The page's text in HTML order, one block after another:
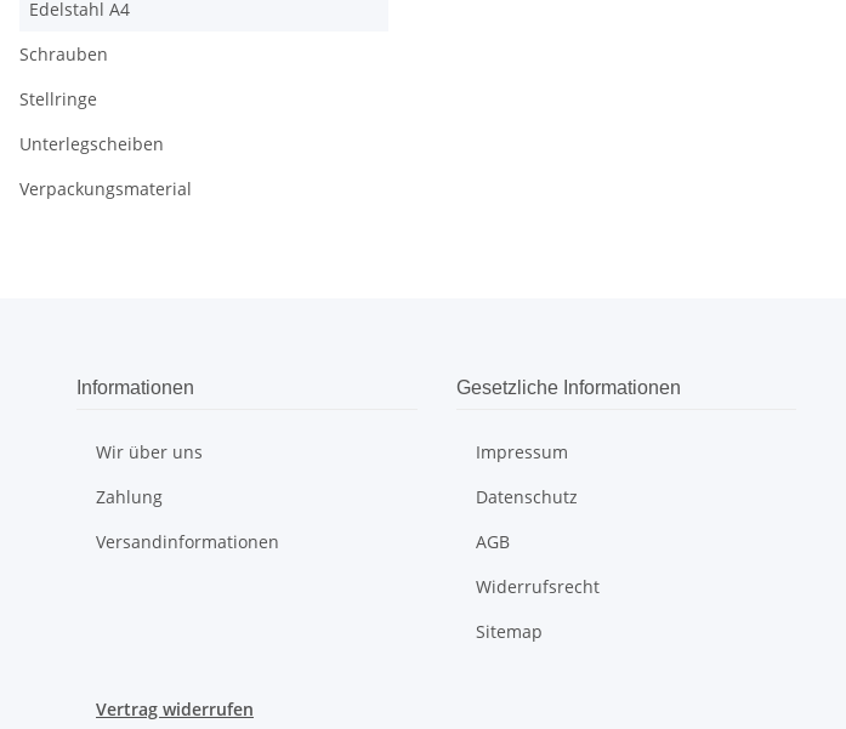
Edelstahl A4
Schrauben
Stellringe
Unterlegscheiben
Verpackungsmaterial
Informationen
Wir über uns
Zahlung
Versandinformationen
Gesetzliche Informationen
Impressum
Datenschutz
AGB
Widerrufsrecht
Sitemap
Vertrag widerrufen